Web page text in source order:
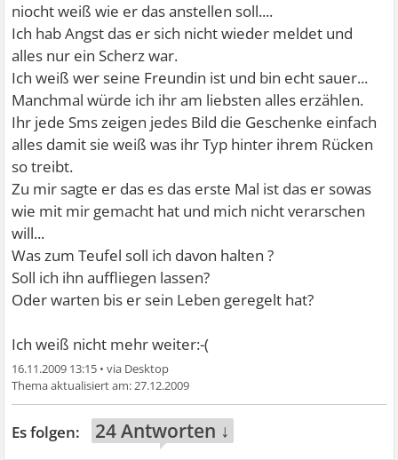
niocht weiß wie er das anstellen soll....
Ich hab Angst das er sich nicht wieder meldet und
alles nur ein Scherz war.
Ich weiß wer seine Freundin ist und bin echt sauer...
Manchmal würde ich ihr am liebsten alles erzählen.
Ihr jede Sms zeigen jedes Bild die Geschenke einfach
alles damit sie weiß was ihr Typ hinter ihrem Rücken
so treibt.
Zu mir sagte er das es das erste Mal ist das er sowas
wie mit mir gemacht hat und mich nicht verarschen
will...
Was zum Teufel soll ich davon halten ?
Soll ich ihn auffliegen lassen?
Oder warten bis er sein Leben geregelt hat?
Ich weiß nicht mehr weiter:-(
16.11.2009 13:15 •
27.12.2009
24 Antworten ↓